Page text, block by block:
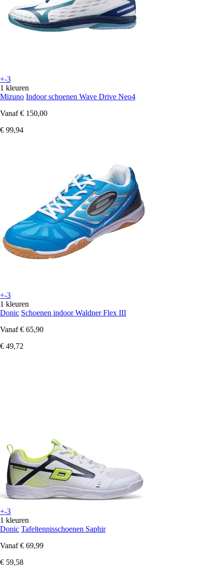
+-3
1 kleuren
Mizuno Indoor schoenen Wave Drive Neo4
Vanaf € 150,00
€ 99,94
+-3
1 kleuren
Donic Schoenen indoor Waldner Flex III
Vanaf € 65,90
€ 49,72
+-3
1 kleuren
Donic Tafeltennisschoenen Saphir
Vanaf € 69,99
€ 59,58